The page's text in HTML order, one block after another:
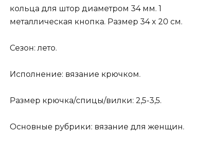
кольца для штор диаметром 34 мм. 1
металлическая кнопка. Размер 34 x 20 см.
Сезон: лето.
Исполнение: вязание крючком.
Размер крючка/спицы/вилки: 2,5-3,5.
Основные рубрики: вязание для женщин.